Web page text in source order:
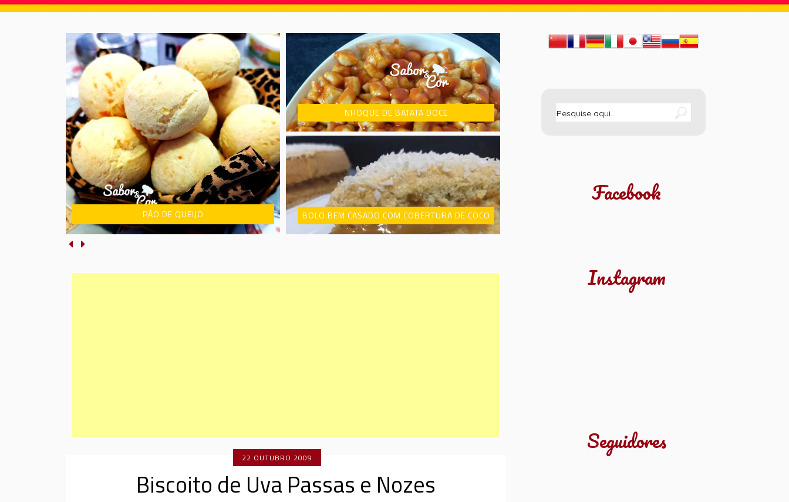
PÃO DE QUEIJO
NHOQUE DE BATATA DOCE
BOLO BEM CASADO COM COBERTURA DE COCO
22 OUTUBRO 2009
Biscoito de Uva Passas e Nozes
Facebook
Instagram
Seguidores